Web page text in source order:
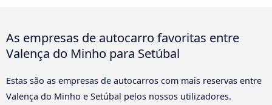
As empresas de autocarro favoritas entre
Valença do Minho para Setúbal
Estas são as empresas de autocarros com mais reservas entre
Valença do Minho e Setúbal pelos nossos utilizadores.